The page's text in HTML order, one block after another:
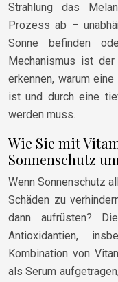
Strahlung das
Prozess ab –
Sonne befinden
Mechanismus ist
erkennen, warum
ist und durch eine
werden muss.
Wie Sie mit
Sonnenschutz
Wenn Sonnenschutz
Schäden zu
dann aufrüsten?
Antioxidantien,
Kombination von
als Serum